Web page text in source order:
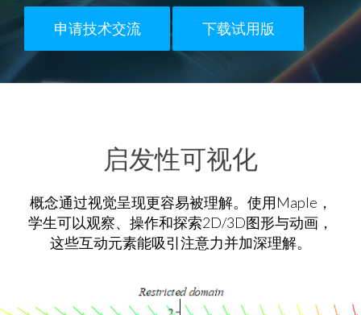
申请技术交流 下载试用版
启发性可视化
概念通过视觉呈现更容易被理解。使用Maple，
学生可以观察、操作和探索2D/3D图形与动画，
这些互动元素能吸引注意力并加深理解。